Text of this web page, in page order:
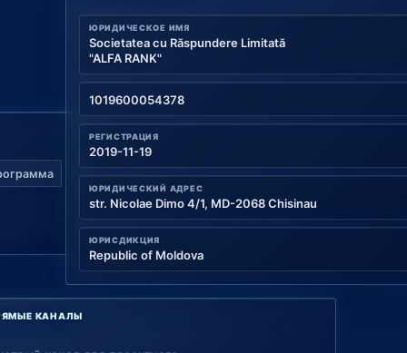
ЮРИДИЧЕСКОЕ ИМЯ
Societatea cu Răspundere Limitată
"ALFA RANK"
1019600054378
РЕГИСТРАЦИЯ
2019-11-19
ЮРИДИЧЕСКИЙ АДРЕС
str. Nicolae Dimo 4/1, MD-2068 Chisinau
ЮРИСДИКЦИЯ
Republic of Moldova
КАНАЛЫ